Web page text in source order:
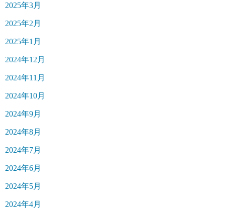
2025年3月
2025年2月
2025年1月
2024年12月
2024年11月
2024年10月
2024年9月
2024年8月
2024年7月
2024年6月
2024年5月
2024年4月